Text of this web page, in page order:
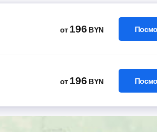
от 196 BYN
от 196 BYN